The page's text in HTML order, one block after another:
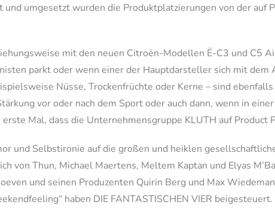
und umgesetzt wurden die Produktplatzierungen von der auf
mit den neuen Citroën-Modellen Ë-C3 und C5
parkt oder wenn einer der Hauptdarsteller sich mit dem
Nüsse, Trockenfrüchte oder Kerne – sind
vor oder nach dem Sport oder auch dann, wenn in
Mal, dass die Unternehmensgruppe KLUTH auf
und Selbstironie auf die großen und heiklen
von Thun, Michael Maertens, Meltem Kaptan und Elyas
und seinen Produzenten Quirin Berg und Max
haben DIE FANTASTISCHEN VIER beigesteuert.